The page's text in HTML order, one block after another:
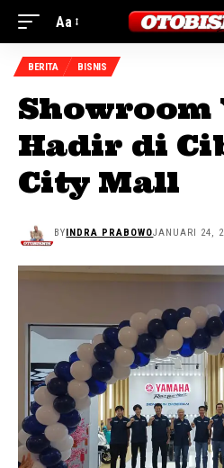
Aa
BERITA BISNIS
Showroom
Hadir di
City Mall
BYINDRA PRABOWOJANUARI 24,